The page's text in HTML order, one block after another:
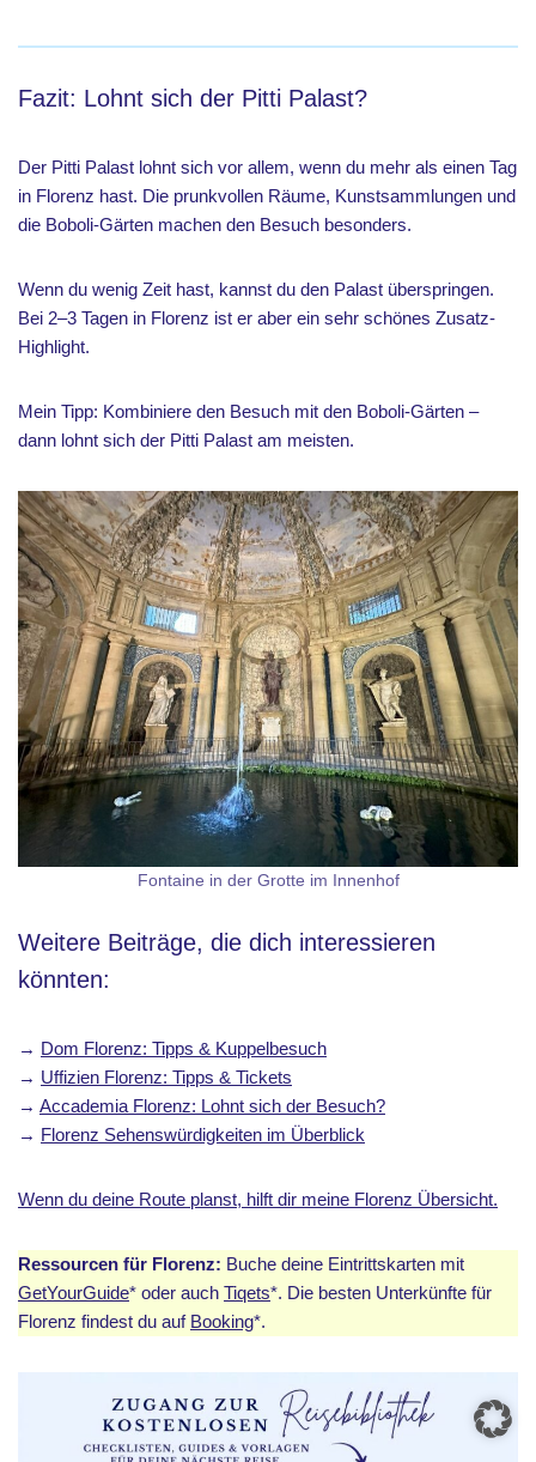
Fazit: Lohnt sich der Pitti Palast?
Der Pitti Palast lohnt sich vor allem, wenn du mehr als einen Tag
in Florenz hast. Die prunkvollen Räume, Kunstsammlungen und
die Boboli-Gärten machen den Besuch besonders.
Wenn du wenig Zeit hast, kannst du den Palast überspringen.
Bei 2–3 Tagen in Florenz ist er aber ein sehr schönes Zusatz-
Highlight.
Mein Tipp: Kombiniere den Besuch mit den Boboli-Gärten –
dann lohnt sich der Pitti Palast am meisten.
Fontaine in der Grotte im Innenhof
Weitere Beiträge, die dich interessieren
könnten:
→ Dom Florenz: Tipps & Kuppelbesuch
→ Uffizien Florenz: Tipps & Tickets
→ Accademia Florenz: Lohnt sich der Besuch?
→ Florenz Sehenswürdigkeiten im Überblick
Wenn du deine Route planst, hilft dir meine Florenz Übersicht.
Ressourcen für Florenz: Buche deine Eintrittskarten mit
GetYourGuide* oder auch Tiqets*. Die besten Unterkünfte für
Florenz findest du auf Booking*.